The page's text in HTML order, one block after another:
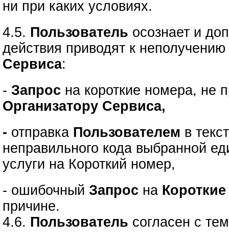
ни при каких условиях.
4.5. Пользователь осознает и
действия приводят к
Сервиса:
-Запрос на короткие номера, не
Организатору Сервиса,
- отправка Пользователем в
неправильного кода выбранной
услуги на Короткий номер,
- ошибочныйЗапрос на
причине.
4.6. Пользователь согласен с